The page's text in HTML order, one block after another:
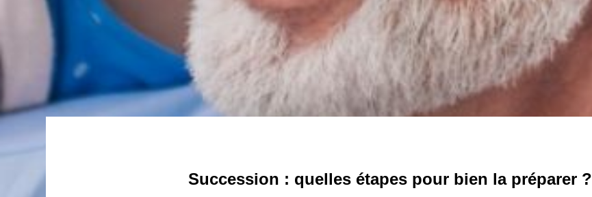
Succession : quelles étapes pour bien la préparer ?